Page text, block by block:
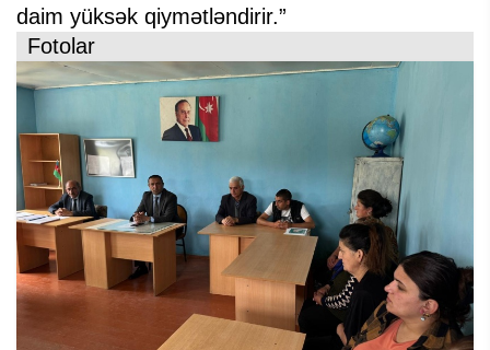
daim yüksək qiymətləndirir.”
Fotolar